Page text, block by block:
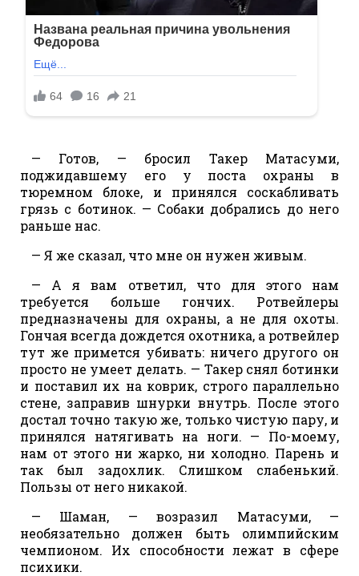
— Готов, — бросил Такер Матасуми,
поджидавшему его у поста охраны в
тюремном блоке, и принялся соскабливать
грязь с ботинок. — Собаки добрались до него
раньше нас.
— Я же сказал, что мне он нужен живым.
— А я вам ответил, что для этого нам
требуется больше гончих. Ротвейлеры
предназначены для охраны, а не для охоты.
Гончая всегда дождется охотника, а ротвейлер
тут же примется убивать: ничего другого он
просто не умеет делать. — Такер снял ботинки
и поставил их на коврик, строго параллельно
стене, заправив шнурки внутрь. После этого
достал точно такую же, только чистую пару, и
принялся натягивать на ноги. — По-моему,
нам от этого ни жарко, ни холодно. Парень и
так был задохлик. Слишком слабенький.
Пользы от него никакой.
— Шаман, — возразил Матасуми, —
необязательно должен быть олимпийским
чемпионом. Их способности лежат в сфере
психики.